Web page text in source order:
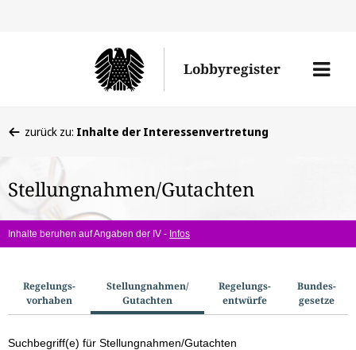
den
Lobbyregister
Menü
befinden
hier:
zurück zu: Inhalte der Interessenvertretung
Stellungnahmen/Gutachten
Inhalte beruhen auf Angaben der IV - Infos
u
c
Regelungs­
vorhaben
Stellungnahmen/​
Gutachten
Regelungs­
entwürfe
Bundes­
gesetze
Suchbegriff(e) für Stellungnahmen/Gutachten